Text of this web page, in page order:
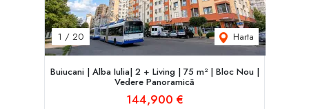
1 / 20 Harta
Buiucani | Alba Iulia| 2 + Living | 75 m² | Bloc Nou |
Vedere Panoramică
144,900 €